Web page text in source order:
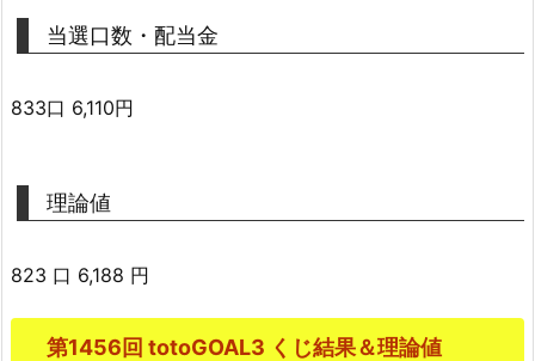
当選口数・配当金
833口 6,110円
理論値
823 口 6,188 円
第1456回 totoGOAL3 くじ結果＆理論値